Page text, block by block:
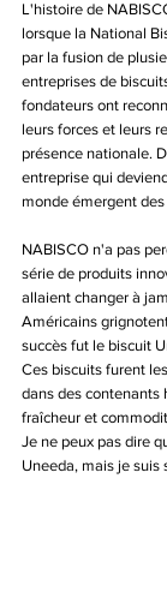
L'histoire de
lorsque la National
par la fusion de
entreprises de
fondateurs ont
leurs forces et leurs
présence nationale.
entreprise qui
monde émergent
NABISCO n'a pas
série de produits
allaient changer à
Américains
succès fut le biscuit
Ces biscuits furent
dans des contenants
fraîcheur et
Je ne peux pas dire
Uneeda, mais je suis